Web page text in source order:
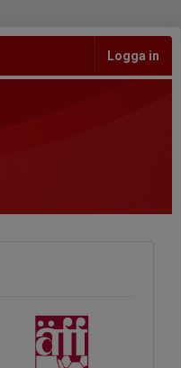
Logga in